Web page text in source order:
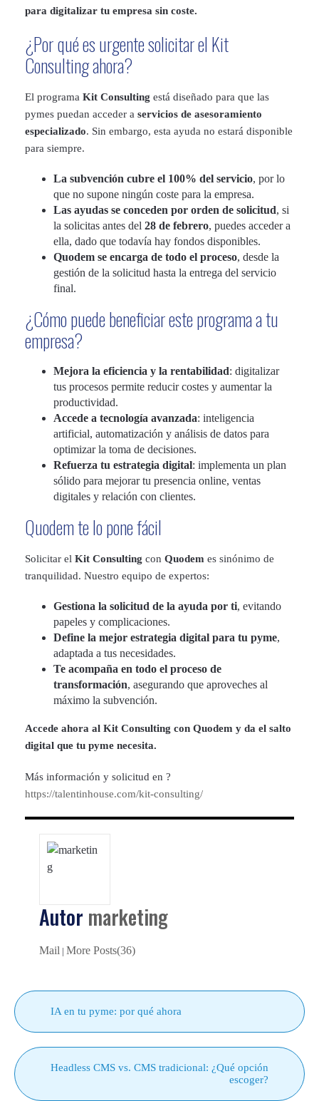
para digitalizar tu empresa sin coste.
¿Por qué es urgente solicitar el Kit
Consulting ahora?
El programa Kit Consulting está diseñado para que las
pymes puedan acceder a servicios de asesoramiento
especializado. Sin embargo, esta ayuda no estará disponible
para siempre.
La subvención cubre el 100% del servicio, por lo
que no supone ningún coste para la empresa.
Las ayudas se conceden por orden de solicitud, si
la solicitas antes del 28 de febrero, puedes acceder a
ella, dado que todavía hay fondos disponibles.
Quodem se encarga de todo el proceso, desde la
gestión de la solicitud hasta la entrega del servicio
final.
¿Cómo puede beneficiar este programa a tu
empresa?
Mejora la eficiencia y la rentabilidad: digitalizar
tus procesos permite reducir costes y aumentar la
productividad.
Accede a tecnología avanzada: inteligencia
artificial, automatización y análisis de datos para
optimizar la toma de decisiones.
Refuerza tu estrategia digital: implementa un plan
sólido para mejorar tu presencia online, ventas
digitales y relación con clientes.
Quodem te lo pone fácil
Solicitar el Kit Consulting con Quodem es sinónimo de
tranquilidad. Nuestro equipo de expertos:
Gestiona la solicitud de la ayuda por ti, evitando
papeles y complicaciones.
Define la mejor estrategia digital para tu pyme,
adaptada a tus necesidades.
Te acompaña en todo el proceso de
transformación, asegurando que aproveches al
máximo la subvención.
Accede ahora al Kit Consulting con Quodem y da el salto
digital que tu pyme necesita.
Más información y solicitud en ?
https://talentinhouse.com/kit-consulting/
Autor marketing
Mail More Posts(36)
IA en tu pyme: por qué ahora
Headless CMS vs. CMS tradicional: ¿Qué opción
escoger?